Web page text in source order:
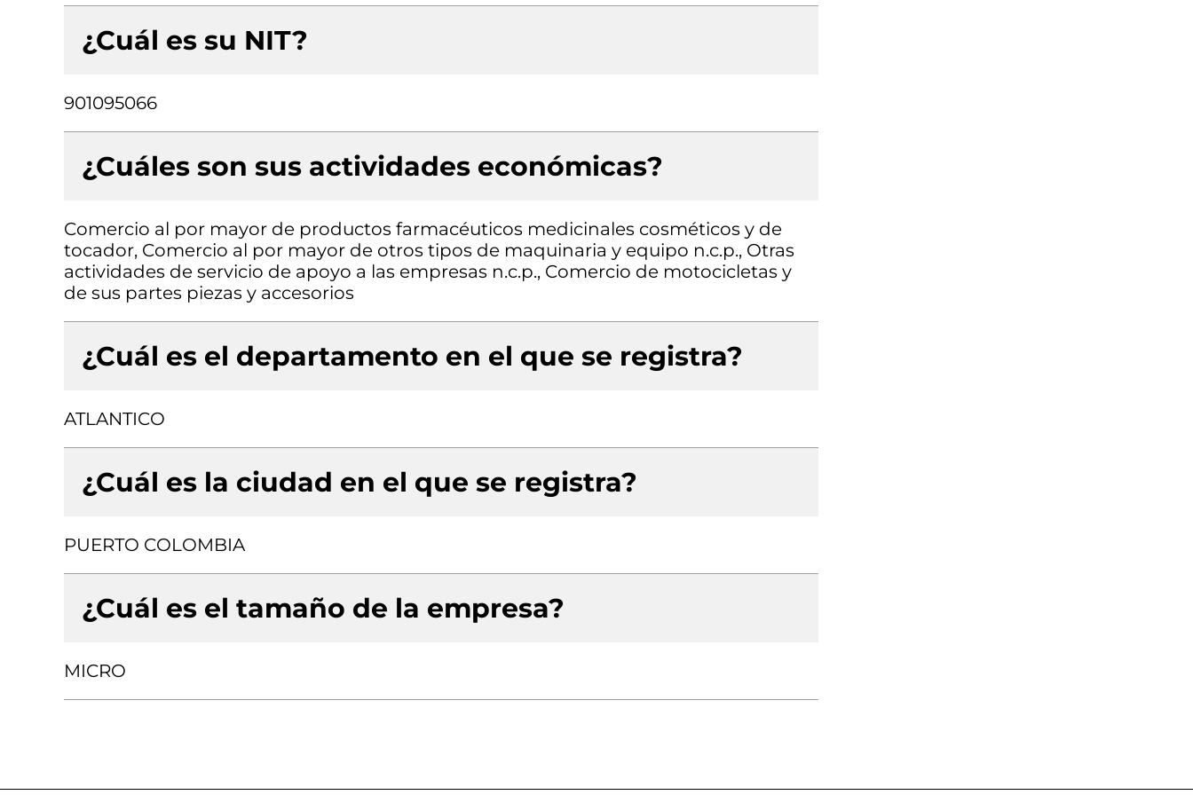
¿Cuál es su NIT?
901095066
¿Cuáles son sus actividades económicas?
Comercio al por mayor de productos farmacéuticos medicinales cosméticos y de
tocador, Comercio al por mayor de otros tipos de maquinaria y equipo n.c.p., Otras
actividades de servicio de apoyo a las empresas n.c.p., Comercio de motocicletas y
de sus partes piezas y accesorios
¿Cuál es el departamento en el que se registra?
ATLANTICO
¿Cuál es la ciudad en el que se registra?
PUERTO COLOMBIA
¿Cuál es el tamaño de la empresa?
MICRO